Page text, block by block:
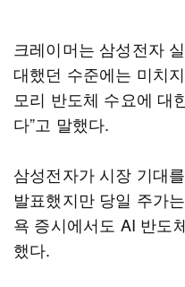
크레이머는 삼성전자
대했던 수준에는 미치
모리 반도체 수요에 대
다”고 말했다.
삼성전자가 시장 기대
발표했지만 당일 주가
욕 증시에서도 AI 반도
했다.